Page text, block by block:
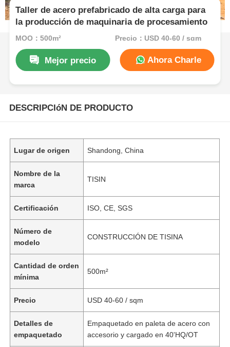
Taller de acero prefabricado de alta carga para
la producción de maquinaria de procesamiento
MOQ：500m² Precio：USD 40-60 / sqm
Mejor precio Ahora Charle
DESCRIPCIóN DE PRODUCTO
Lugar de origen Shandong, China
Nombre de la
marca
TISIN
Certificación ISO, CE, SGS
Número de
modelo
CONSTRUCCIÓN DE TISINA
Cantidad de orden
mínima
500m²
Precio USD 40-60 / sqm
Detalles de
empaquetado
Empaquetado en paleta de acero con
accesorio y cargado en 40'HQ/OT